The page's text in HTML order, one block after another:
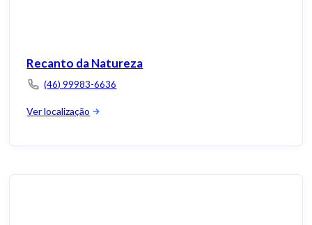
Recanto da Natureza
(46) 99983-6636
Ver localização